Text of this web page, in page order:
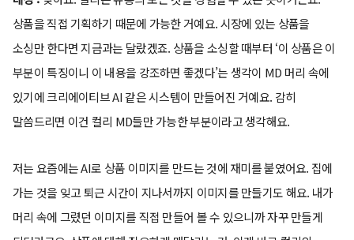
상품을 직접 기획하기 때문에 가능한 거예요. 시장에 있는 상품을
소싱만 한다면 지금과는 달랐겠죠. 상품을 소싱할 때부터 ‘이 상품은 이
부분이 특징이니 이 내용을 강조하면 좋겠다’는 생각이 MD 머리 속에
있기에 크리에이티브 AI 같은 시스템이 만들어진 거예요. 감히
말씀드리면 이건 컬리 MD들만 가능한 부분이라고 생각해요.
저는 요즘에는 AI로 상품 이미지를 만드는 것에 재미를 붙였어요. 집에
가는 것을 잊고 퇴근 시간이 지나서까지 이미지를 만들기도 해요. 내가
머리 속에 그렸던 이미지를 직접 만들어 볼 수 있으니까 자꾸 만들게